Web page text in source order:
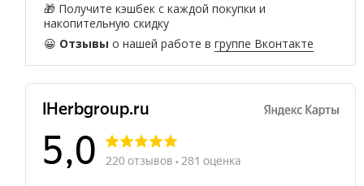
🎁 Получите кэшбек с каждой покупки и
накопительную скидку
😀 Отзывы о нашей работе вгруппе Вконтакте